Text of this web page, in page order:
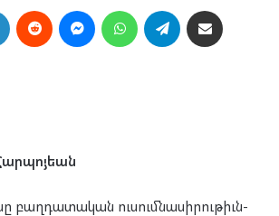
LinkedIn Reddit MessengerWhatsAppTelegram
բաղդատական ուսումնասիրութիւն-